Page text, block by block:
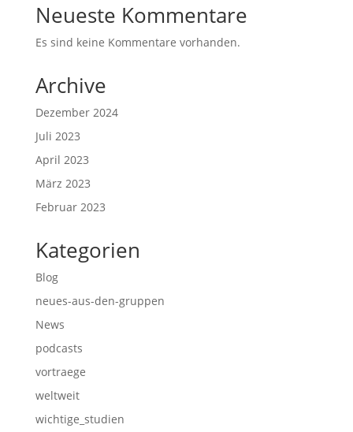
Neueste Kommentare
Es sind keine Kommentare vorhanden.
Archive
Dezember 2024
Juli 2023
April 2023
März 2023
Februar 2023
Kategorien
Blog
neues-aus-den-gruppen
News
podcasts
vortraege
weltweit
wichtige_studien